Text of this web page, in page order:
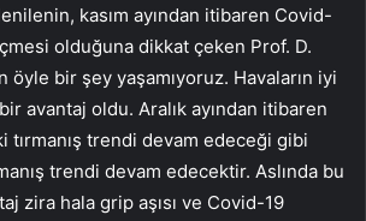
kasım ayından itibaren Covid-
olduğuna dikkat çeken Prof. D.
öyle bir şey yaşamıyoruz. Havaların iyi
avantaj oldu. Aralık ayından itibaren
tırmanış trendi devam edeceği gibi
trendi devam edecektir. Aslında bu
zira hala grip aşısı ve Covid-19